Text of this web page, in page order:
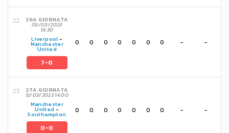
26A GIORNATA
05/03/2023
16:30
Liverpool -
Manchester
United
7-0
0 0 0 0 0 0 0 - -
27A GIORNATA
12/03/2023 14:00
Manchester
United -
Southampton
0-0
0 0 0 0 0 0 0 - -